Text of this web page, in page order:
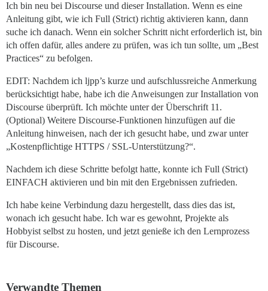
Ich bin neu bei Discourse und dieser Installation. Wenn es eine
Anleitung gibt, wie ich Full (Strict) richtig aktivieren kann, dann
suche ich danach. Wenn ein solcher Schritt nicht erforderlich ist, bin
ich offen dafür, alles andere zu prüfen, was ich tun sollte, um „Best
Practices“ zu befolgen.
EDIT: Nachdem ich ljpp’s kurze und aufschlussreiche Anmerkung
berücksichtigt habe, habe ich die Anweisungen zur Installation von
Discourse überprüft. Ich möchte unter der Überschrift 11.
(Optional) Weitere Discourse-Funktionen hinzufügen auf die
Anleitung hinweisen, nach der ich gesucht habe, und zwar unter
„Kostenpflichtige HTTPS / SSL-Unterstützung?“.
Nachdem ich diese Schritte befolgt hatte, konnte ich Full (Strict)
EINFACH aktivieren und bin mit den Ergebnissen zufrieden.
Ich habe keine Verbindung dazu hergestellt, dass dies das ist,
wonach ich gesucht habe. Ich war es gewohnt, Projekte als
Hobbyist selbst zu hosten, und jetzt genieße ich den Lernprozess
für Discourse.
Verwandte Themen